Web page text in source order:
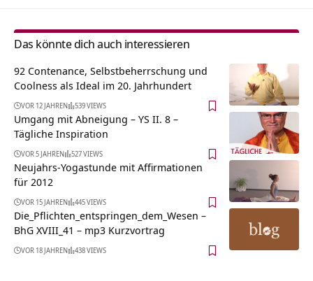
Das könnte dich auch interessieren
92 Contenance, Selbstbeherrschung und
Coolness als Ideal im 20. Jahrhundert
VOR 12 JAHREN 539 VIEWS
Umgang mit Abneigung – YS II. 8 –
Tägliche Inspiration
VOR 5 JAHREN 527 VIEWS
Neujahrs-Yogastunde mit Affirmationen
für 2012
VOR 15 JAHREN 445 VIEWS
Die_Pflichten_entspringen_dem_Wesen –
BhG XVIII_41 – mp3 Kurzvortrag
VOR 18 JAHREN 438 VIEWS